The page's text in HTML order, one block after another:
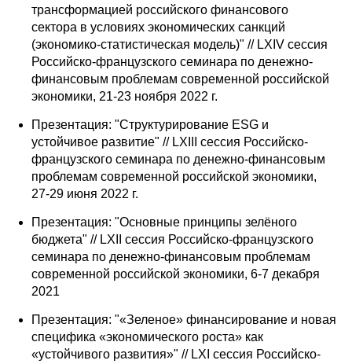
трансформацией российского финансового
сектора в условиях экономических санкций
(экономико-статистическая модель)" // LXIV сессия
Российско-французского семинара по денежно-
финансовым проблемам современной российской
экономики, 21-23 ноября 2022 г.
Презентация: "Структурирование ESG и
устойчивое развитие" // LXIII сессия Российско-
французского семинара по денежно-финансовым
проблемам современной российской экономики,
27-29 июня 2022 г.
Презентация: "Основные принципы зелёного
бюджета" // LXII сессия Российско-французского
семинара по денежно-финансовым проблемам
современной российской экономики, 6-7 декабря
2021
Презентация: "«Зеленое» финансирование и новая
специфика «экономического роста» как
«устойчивого развития»" // LXI сессия Российско-